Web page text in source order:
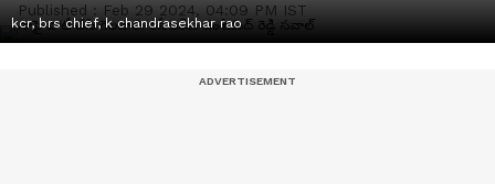
Published : Feb 29 2024, 04:09 PM IST
kcr, brs chief, k chandrasekhar rao